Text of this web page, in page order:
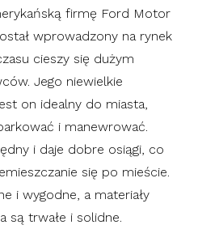
firmę Ford Motor
wprowadzony na rynek
cieszy się dużym
Jego niewielkie
on idealny do miasta,
i manewrować.
i daje dobre osiągi, co
się po mieście.
i wygodne, a materiały
są trwałe i solidne.